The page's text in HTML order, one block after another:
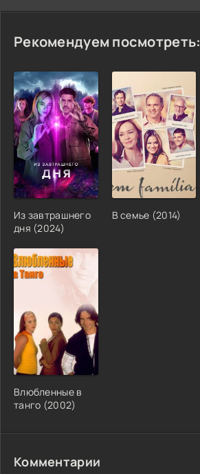
Рекомендуем посмотреть:
Из завтрашнего
дня (2024)
В семье (2014)
Влюбленные в
танго (2002)
Комментарии